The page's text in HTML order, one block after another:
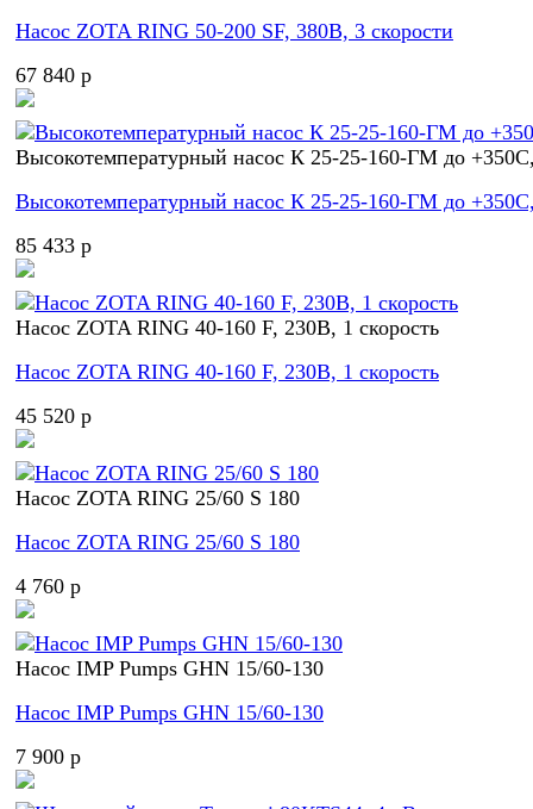
Насос ZOTA RING 50-200 SF, 380В, 3 скорости
67 840 p
Высокотемпературный насос К 25-25-160-ГМ до
Высокотемпературный насос К 25-25-160-ГМ до
85 433 p
Насос ZOTA RING 40-160 F, 230В, 1 скорость
Насос ZOTA RING 40-160 F, 230В, 1 скорость
45 520 p
Насос ZOTA RING 25/60 S 180
Насос ZOTA RING 25/60 S 180
4 760 p
Насос IMP Pumps GHN 15/60-130
Насос IMP Pumps GHN 15/60-130
7 900 p